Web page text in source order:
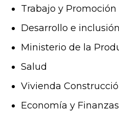
Trabajo y
Desarrollo e
Ministerio de la
Salud
Vivienda
Economía y Finanzas